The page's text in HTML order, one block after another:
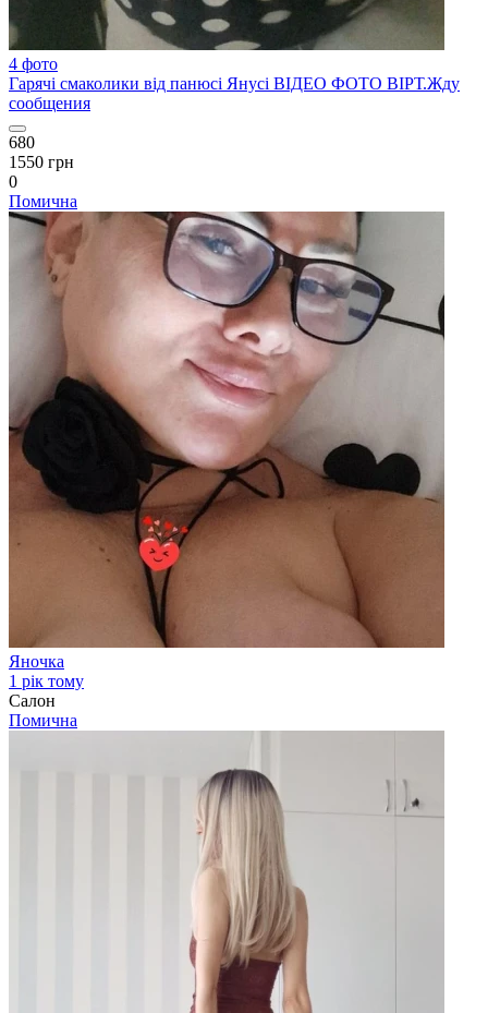
4 фото
Гарячі смаколики від панюсі Янусі ВІДЕО ФОТО ВІРТ.Жду
сообщения
680
1550 грн
0
Помична
Яночка
1 рік тому
Салон
Помична